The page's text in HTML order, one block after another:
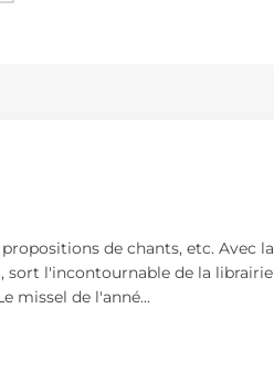
de chants, etc. Avec la
sort l'incontournable de la librairie
missel de l'anné...